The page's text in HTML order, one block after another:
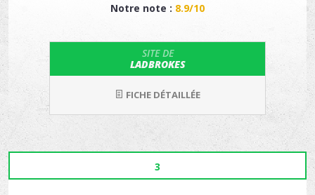
Notre note : 8.9/10
SITE DE
LADBROKES
FICHE DÉTAILLÉE
3